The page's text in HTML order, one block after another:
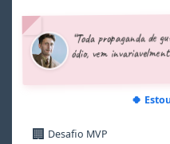
6
7
“Toda propaganda de
ódio, vem
🍀
🏢 Desafio MVP